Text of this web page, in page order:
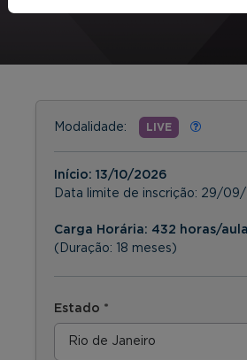
Modalidade: LIVE
Início: 13/10/2026
Data limite de inscrição: 29/09/
Carga Horária: 432 horas/aula
(Duração: 18 meses)
Estado *